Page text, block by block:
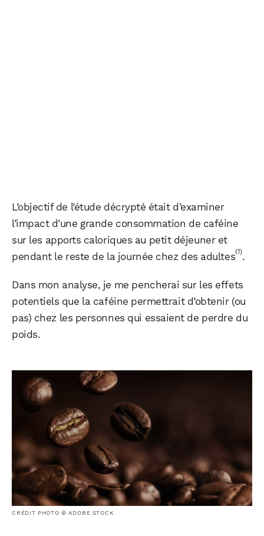
L’objectif de l’étude décrypté était d’examiner
l’impact d’une grande consommation de caféine
sur les apports caloriques au petit déjeuner et
pendant le reste de la journée chez des adultes(1).
Dans mon analyse, je me pencherai sur les effets
potentiels que la caféine permettrait d’obtenir (ou
pas) chez les personnes qui essaient de perdre du
poids.
CRÉDIT PHOTO © ADOBE STOCK